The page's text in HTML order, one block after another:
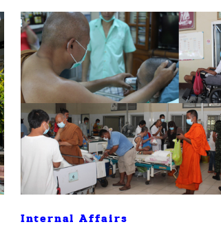
Internal Affairs